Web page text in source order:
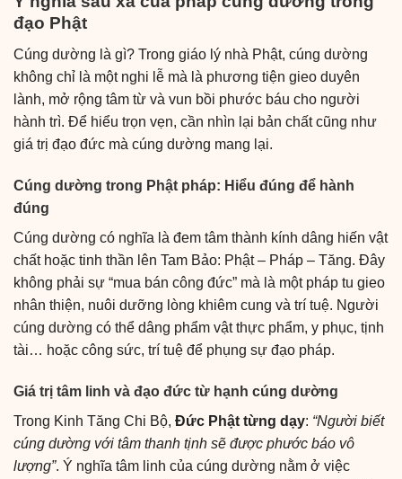
đạo Phật
Cúng dường là gì? Trong giáo lý nhà Phật, cúng dường
không chỉ là một nghi lễ mà là phương tiện gieo duyên
lành, mở rộng tâm từ và vun bồi phước báu cho người
hành trì. Để hiểu trọn vẹn, cần nhìn lại bản chất cũng như
giá trị đạo đức mà cúng dường mang lại.
Cúng dường trong Phật pháp: Hiểu đúng để hành
đúng
Cúng dường có nghĩa là đem tâm thành kính dâng hiến vật
chất hoặc tinh thần lên Tam Bảo: Phật – Pháp – Tăng. Đây
không phải sự “mua bán công đức” mà là một pháp tu gieo
nhân thiện, nuôi dưỡng lòng khiêm cung và trí tuệ. Người
cúng dường có thể dâng phẩm vật thực phẩm, y phục, tịnh
tài… hoặc công sức, trí tuệ để phụng sự đạo pháp.
Giá trị tâm linh và đạo đức từ hạnh cúng dường
Trong Kinh Tăng Chi Bộ, Đức Phật từng dạy: “Người biết
cúng dường với tâm thanh tịnh sẽ được phước báo vô
lượng”. Ý nghĩa tâm linh của cúng dường nằm ở việc